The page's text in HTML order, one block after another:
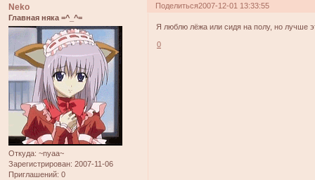
Поделиться2007-12-01 13:33:55
Neko
Главная няка =^_^=
Откуда: ~nyaa~
Зарегистрирован: 2007-11-06
Приглашений: 0
Я люблю лёжа или сидя на полу, но лучше
0